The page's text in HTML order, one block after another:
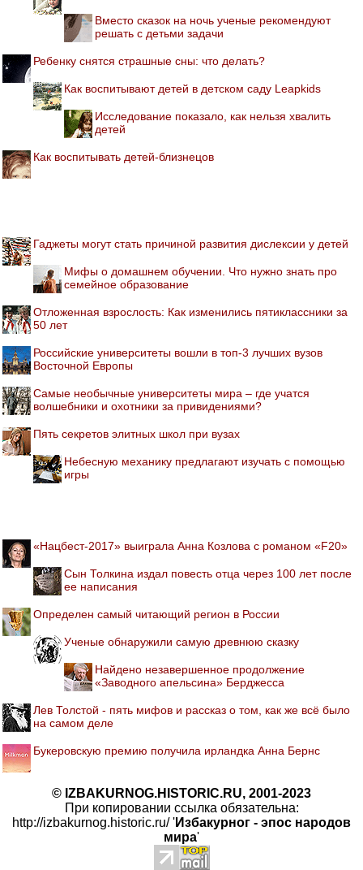
Вместо сказок на ночь ученые рекомендуют
решать с детьми задачи
Ребенку снятся страшные сны: что делать?
Как воспитывают детей в детском саду Leapkids
Исследование показало, как нельзя хвалить
детей
Как воспитывать детей-близнецов
Гаджеты могут стать причиной развития дислексии у детей
Мифы о домашнем обучении. Что нужно знать про
семейное образование
Отложенная взрослость: Как изменились пятиклассники за
50 лет
Российские университеты вошли в топ-3 лучших вузов
Восточной Европы
Самые необычные университеты мира – где учатся
волшебники и охотники за привидениями?
Пять секретов элитных школ при вузах
Небесную механику предлагают изучать с помощью
игры
«Нацбест-2017» выиграла Анна Козлова с романом «F20»
Сын Толкина издал повесть отца через 100 лет после
ее написания
Определен самый читающий регион в России
Ученые обнаружили самую древнюю сказку
Найдено незавершенное продолжение
«Заводного апельсина» Берджесса
Лев Толстой - пять мифов и рассказ о том, как же всё было
на самом деле
Букеровскую премию получила ирландка Анна Бернс
© IZBAKURNOG.HISTORIC.RU, 2001-2023
При копировании ссылка обязательна:
http://izbakurnog.historic.ru/ 'Избакурног - эпос народов
мира'